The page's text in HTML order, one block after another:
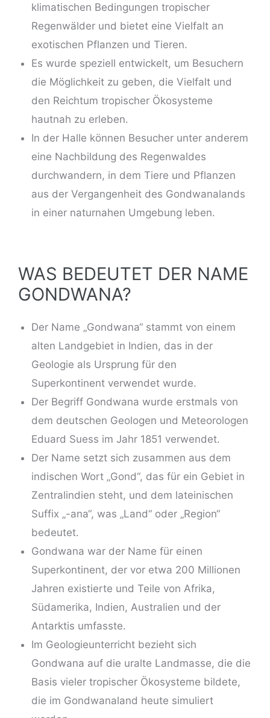
klimatischen Bedingungen tropischer
Regenwälder und bietet eine Vielfalt an
exotischen Pflanzen und Tieren.
Es wurde speziell entwickelt, um Besuchern
die Möglichkeit zu geben, die Vielfalt und
den Reichtum tropischer Ökosysteme
hautnah zu erleben.
In der Halle können Besucher unter anderem
eine Nachbildung des Regenwaldes
durchwandern, in dem Tiere und Pflanzen
aus der Vergangenheit des Gondwanalands
in einer naturnahen Umgebung leben.
WAS BEDEUTET DER NAME
GONDWANA?
Der Name „Gondwana“ stammt von einem
alten Landgebiet in Indien, das in der
Geologie als Ursprung für den
Superkontinent verwendet wurde.
Der Begriff Gondwana wurde erstmals von
dem deutschen Geologen und Meteorologen
Eduard Suess im Jahr 1851 verwendet.
Der Name setzt sich zusammen aus dem
indischen Wort „Gond“, das für ein Gebiet in
Zentralindien steht, und dem lateinischen
Suffix „-ana“, was „Land“ oder „Region“
bedeutet.
Gondwana war der Name für einen
Superkontinent, der vor etwa 200 Millionen
Jahren existierte und Teile von Afrika,
Südamerika, Indien, Australien und der
Antarktis umfasste.
Im Geologieunterricht bezieht sich
Gondwana auf die uralte Landmasse, die die
Basis vieler tropischer Ökosysteme bildete,
die im Gondwanaland heute simuliert